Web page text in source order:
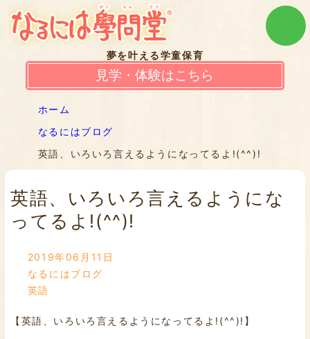
夢を叶える学童保育
見学・体験はこちら
ホーム
なるにはブログ
英語、いろいろ言えるようになってるよ!(^^)!
英語、いろいろ言えるようにな
ってるよ!(^^)!
2019年06月11日
なるにはブログ
英語
【英語、いろいろ言えるようになってるよ!(^^)!】